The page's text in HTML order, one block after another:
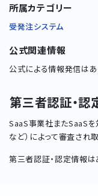
所属カテゴリー
受発注システム
公式関連情報
公式による情報発信は
第三者認証・認
SaaS事業社またSaaSを
など）によって審査され
第三者認証・認定情報は